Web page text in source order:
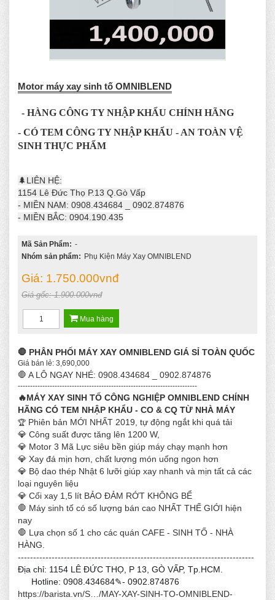
Motor máy xay sinh tố OMNIBLEND
- HÀNG CÔNG TY NHẬP KHẨU CHÍNH HÃNG
- CÓ TEM CÔNG TY NHẬP KHẨU - AN TOÀN VỆ
SINH THỰC PHẨM
🌲LIÊN HỆ:
1154 Lê Đức Thọ P.13 Q.Gò Vấp
- MIỀN NAM: 0908.434684 _ 0902.874876
- MIỀN BẮC: 0904.190.435
Mã Sản Phẩm: -
Nhóm sản phẩm: Phụ Kiện Máy Xay OMNIBLEND
Giá: 1.750.000vnđ
Giá gốc: 1.900.000vnđ
Mua hàng
🛑 PHÂN PHỐI MÁY XAY OMNIBLEND GIÁ SỈ TOÀN QUỐC
Giá bán lẻ: 3,690,000
🛑 A LÔ NGAY NHÉ: 0908.434684 _ 0902.874876
-------------------------------------------------------------------------
🔥MÁY XAY SINH TỐ CÔNG NGHIỆP OMNIBLEND CHÍNH
HÃNG CÓ TEM NHẬP KHẨU - CO & CQ TỪ NHÀ MÁY
🏆 Phiên bản MỚI NHẤT 2019, tự động ngắt khi quá tải
💎 Công suất được tăng lên 1200 W,
💎 Motor 3 Mã Lực siêu bền giúp máy chạy mạnh hơn
💎 Xay đá mịn hơn, chất lượng món uống ngon hơn
💎 Bộ dao thép Nhật 6 lưỡi giúp xay nhanh và mịn tất cả các
loại nguyên liệu
💎 Cối xay 1,5 lít BẢO ĐẢM RỚT KHÔNG BỂ
🛑 Máy sinh tố có số lượng bán cao NHẤT THẾ GIỚI hiện
nay
🛑 Lựa chọn số 1 cho các quán CAFE - SINH TỐ - NHÀ
HÀNG.
-----------------------------------------------------------------------------
Địa chỉ: 1154 LÊ ĐỨC THỌ, P 13, GÒ VẤP, Tp.HCM.
Hotline: 0908.434684✎- 0902.874876
https://barista.vn/S…/MAY-XAY-SINH-TO-OMNIBLEND-